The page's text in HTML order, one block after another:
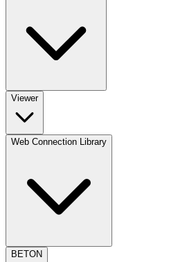
Viewer
Web Connection Library
BETON